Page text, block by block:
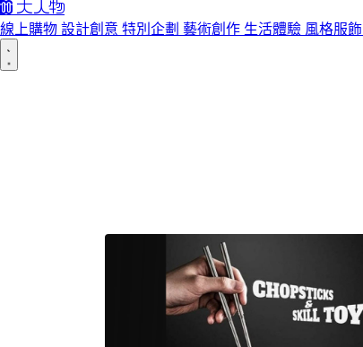
線上購物 設計創意 特別企劃 藝術創作 生活體驗 風格服飾